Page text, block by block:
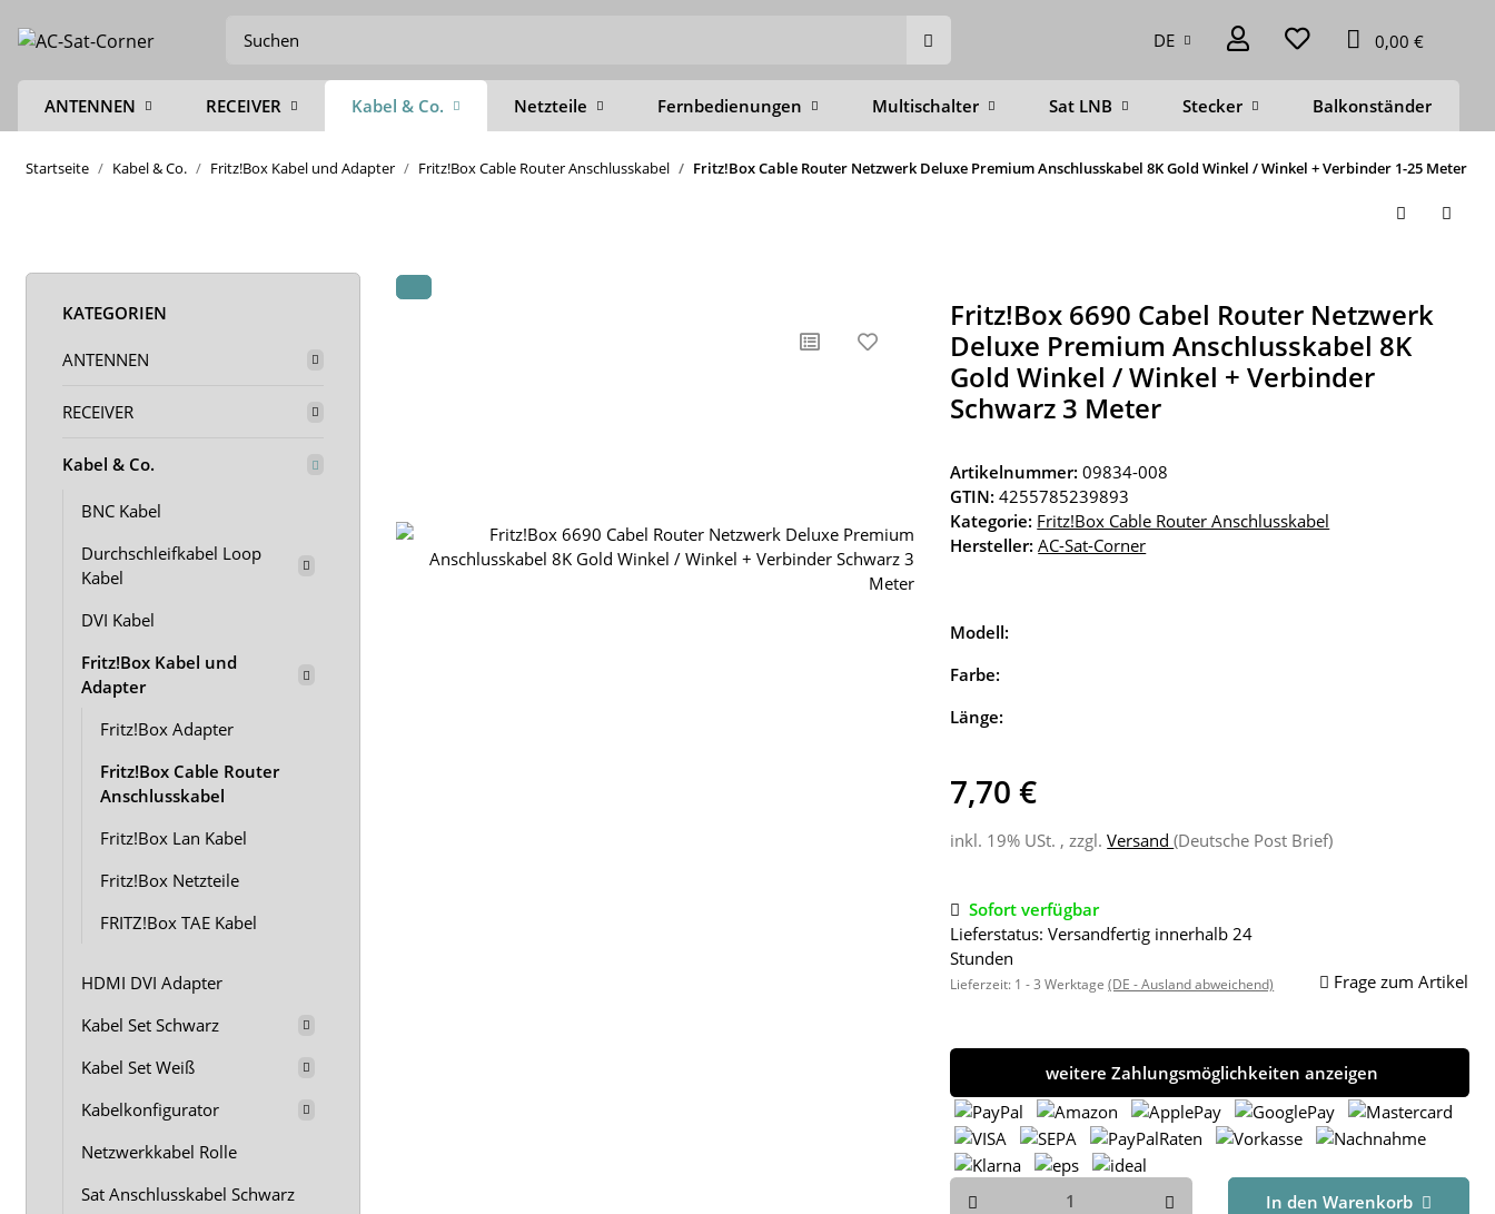
DE 0,00 €
ANTENNEN RECEIVER Kabel & Co. Netzteile Fernbedienungen Multischalter Sat LNB Stecker Balkonständer
Startseite Kabel & Co. Fritz!Box Kabel und Adapter Fritz!Box Cable Router Anschlusskabel Fritz!Box Cable Router Netzwerk Deluxe Premium Anschlusskabel 8K Gold Winkel / Winkel + Verbinder 1-25 Meter
Fritz!Box 6690 Cabel Router Netzwerk
Deluxe Premium Anschlusskabel 8K
Gold Winkel / Winkel + Verbinder
Schwarz 3 Meter
Artikelnummer:09834-008
GTIN: 4255785239893
Kategorie: Fritz!Box Cable Router Anschlusskabel
Hersteller: AC-Sat-Corner
Modell:
Farbe:
Länge:
7,70 €
inkl. 19% USt. , zzgl.Versand(Deutsche Post Brief)
Sofort verfügbar
Lieferstatus: Versandfertig innerhalb 24
Stunden
Lieferzeit: 1 - 3 Werktage(DE - Ausland abweichend) Frage zum Artikel
weitere Zahlungsmöglichkeiten anzeigen
In den Warenkorb
KATEGORIEN
ANTENNEN
RECEIVER
Kabel & Co.
BNC Kabel
Durchschleifkabel Loop
Kabel
DVI Kabel
Fritz!Box Kabel und
Adapter
Fritz!Box Adapter
Fritz!Box Cable Router
Anschlusskabel
Fritz!Box Lan Kabel
Fritz!Box Netzteile
FRITZ!Box TAE Kabel
HDMI DVI Adapter
Kabel Set Schwarz
Kabel Set Weiß
Kabelkonfigurator
Netzwerkkabel Rolle
Sat Anschlusskabel Schwarz